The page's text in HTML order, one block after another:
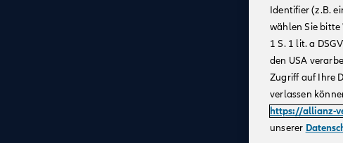
Identifier (z.B.
wählen Sie bitte
1 S. 1 lit. a
den USA
Zugriff auf Ihre
verlassen
https://allianz-
unserer